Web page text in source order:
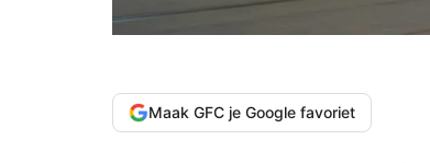
Maak GFC je Google favoriet